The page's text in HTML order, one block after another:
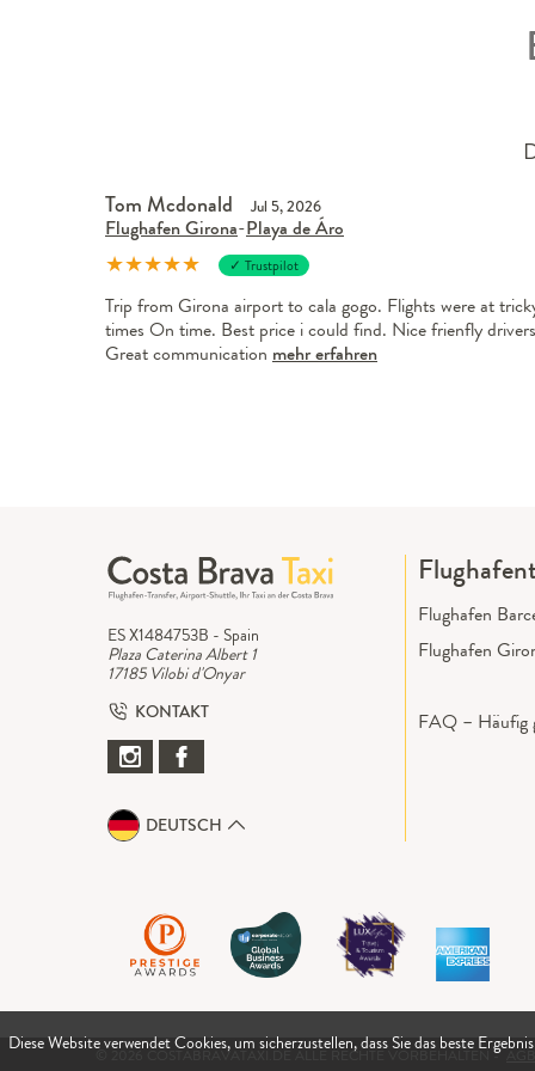
Diese Website verwendet Cookies, um sicherzustellen, dass Sie das beste
Tom Mcdonald Jul 5, 2026
Flughafen Girona-Playa de Áro
★★★★★ ✓ Trustpilot
Trip from Girona airport to cala gogo. Flights were at
times On time. Best price i could find. Nice frienfly
Great communication mehr erfahren
ES X1484753B - Spain
Plaza Caterina Albert 1
17185 Vilobi d'Onyar
KONTAKT
DEUTSCH
Flughafen
Flughafen
FAQ – Häufig
© 2026 COSTABRAVATAXI.DE ALLE RECHTE VORBEHALTEN -